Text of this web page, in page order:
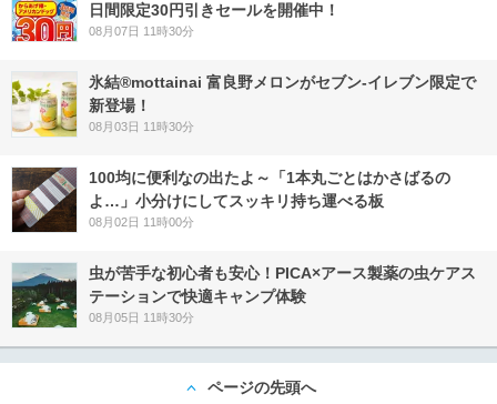
日間限定30円引きセールを開催中！
08月07日 11時30分
氷結®mottainai 富良野メロンがセブン‐イレブン限定で
新登場！
08月03日 11時30分
100均に便利なの出たよ～「1本丸ごとはかさばるの
よ…」小分けにしてスッキリ持ち運べる板
08月02日 11時00分
虫が苦手な初心者も安心！PICA×アース製薬の虫ケアス
テーションで快適キャンプ体験
08月05日 11時30分
ページの先頭へ